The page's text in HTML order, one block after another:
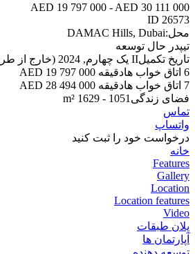
AED 19 797 000 - AED 30 111 000
ID 26573
محل:DAMAC Hills, Dubai
تیپدر حال توسعه
تاریخ تکمیلII یک چهارم, 2024 (خارج از طرح)
6 اتاق خواب ها
دقیقه 19 797 000 AED
7 اتاق خواب ها
دقیقه 28 494 000 AED
فضای زندگی 1051 - 1629 m²
تماس
واتساپ
درخواست خود را ثبت کنید
خانه
Features
Gallery
Location
Location features
Video
پلان طبقات
آپارتمان ها